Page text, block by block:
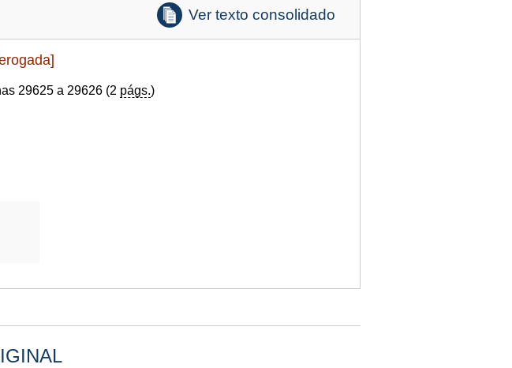
Ver texto consolidado
29625 a 29626 (2 págs.)